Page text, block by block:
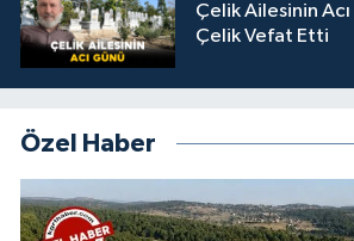
Çelik Ailesinin
Çelik Vefat Etti
Özel Haber